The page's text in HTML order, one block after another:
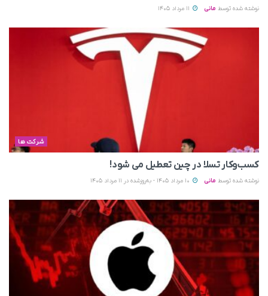
نوشته شده توسط مانی
شرکت ها
کسب‌وکار تسلا در چین تعطیل می‌ شود!
نوشته شده توسط مانی